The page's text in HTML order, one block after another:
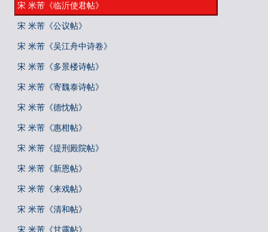
宋 米芾《临沂使君帖》
宋 米芾《公议帖》
宋 米芾《吴江舟中诗卷》
宋 米芾《多景楼诗帖》
宋 米芾《寄魏泰诗帖》
宋 米芾《德忱帖》
宋 米芾《惠柑帖》
宋 米芾《提刑殿院帖》
宋 米芾《新恩帖》
宋 米芾《来戏帖》
宋 米芾《清和帖》
宋 米芾《甘露帖》